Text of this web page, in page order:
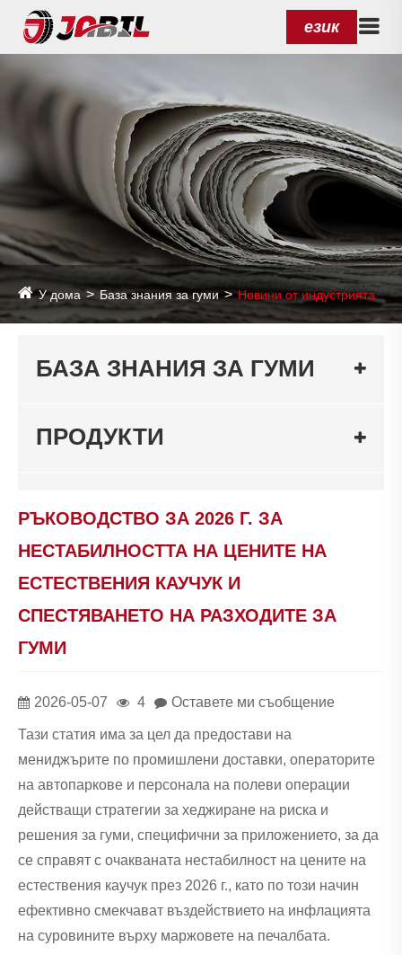
език
У дома База знания за гуми Новини от индустрията
БАЗА ЗНАНИЯ ЗА ГУМИ
ПРОДУКТИ
РЪКОВОДСТВО ЗА 2026 Г. ЗА
НЕСТАБИЛНОСТТА НА ЦЕНИТЕ НА
ЕСТЕСТВЕНИЯ КАУЧУК И
СПЕСТЯВАНЕТО НА РАЗХОДИТЕ ЗА
ГУМИ
2026-05-07 4 Оставете ми съобщение
Тази статия има за цел да предостави на
мениджърите по промишлени доставки, операторите
на автопаркове и персонала на полеви операции
действащи стратегии за хеджиране на риска и
решения за гуми, специфични за приложението, за да
се справят с очакваната нестабилност на цените на
естествения каучук през 2026 г., като по този начин
ефективно смекчават въздействието на инфлацията
на суровините върху маржовете на печалбата.